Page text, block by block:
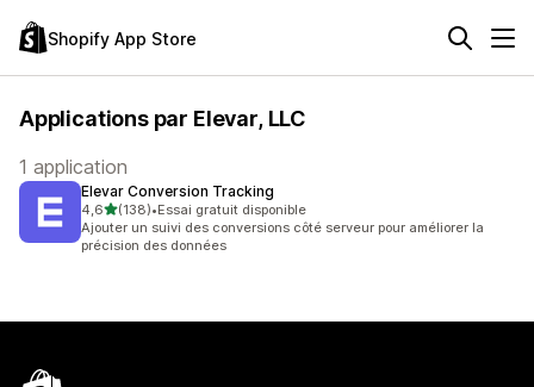
Shopify App Store
Applications par Elevar, LLC
1 application
Elevar Conversion Tracking
4,6étoile(s) sur 5
(138)
138 avis au total
•Essai gratuit disponible
Ajouter un suivi des conversions côté serveur pour améliorer la
précision des données